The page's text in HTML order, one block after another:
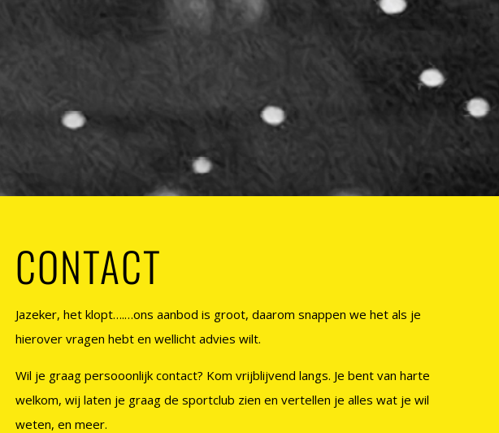
CONTACT
Jazeker, het klopt….…ons aanbod is groot, daarom snappen we het als je
hierover vragen hebt en wellicht advies wilt.
Wil je graag persooonlijk contact? Kom vrijblijvend langs. Je bent van harte
welkom, wij laten je graag de sportclub zien en vertellen je alles wat je wil
weten, en meer.